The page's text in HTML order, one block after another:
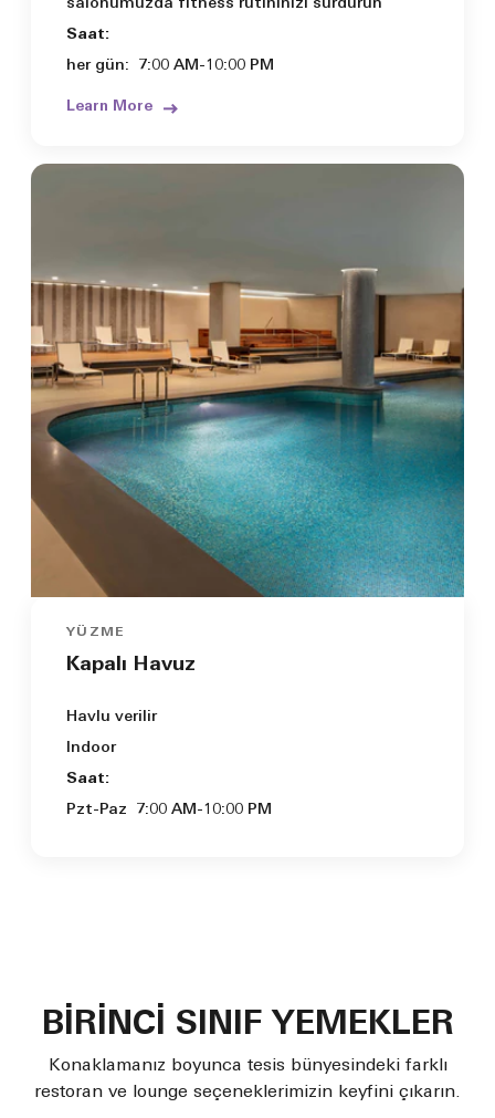
salonumuzda fitness rutininizi sürdürün
Saat:
her gün:
7:00 AM-10:00 PM
Learn More
YÜZME
Kapalı Havuz
Havlu verilir
Indoor
Saat:
Pzt-Paz
7:00 AM-10:00 PM
BİRİNCİ SINIF YEMEKLER
Konaklamanız boyunca tesis bünyesindeki farklı
restoran ve lounge seçeneklerimizin keyfini çıkarın.